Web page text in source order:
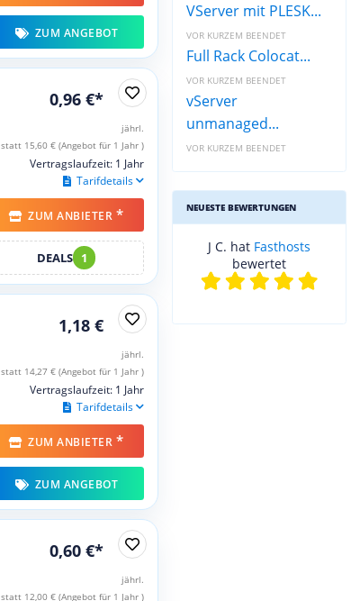
ZUM ANGEBOT
0,96 €*
jährl.
statt 15,60 € (Angebot für 1 Jahr )
Vertragslaufzeit: 1 Jahr
Tarifdetails
ZUM ANBIETER *
DEALS 1
1,18 €
jährl.
statt 14,27 € (Angebot für 1 Jahr )
Vertragslaufzeit: 1 Jahr
Tarifdetails
ZUM ANBIETER *
ZUM ANGEBOT
0,60 €*
jährl.
statt 12,00 € (Angebot für 1 Jahr )
VServer mit PLESK...
VOR KURZEM BEENDET
Full Rack Colocat...
VOR KURZEM BEENDET
vServer
unmanaged...
VOR KURZEM BEENDET
NEUESTE BEWERTUNGEN
J C. hat Fasthosts
bewertet